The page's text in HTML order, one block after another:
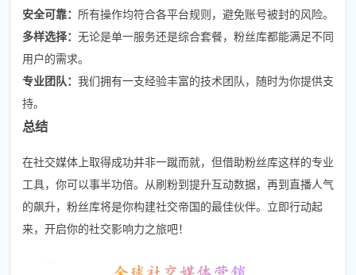
安全可靠： 所有操作均符合各平台规则，避免账号被封的风险。
多样选择： 无论是单一服务还是综合套餐，粉丝库都能满足不同
用户的需求。
专业团队： 我们拥有一支经验丰富的技术团队，随时为你提供支
持。
总结
在社交媒体上取得成功并非一蹴而就，但借助粉丝库这样的专业
工具，你可以事半功倍。从刷粉到提升互动数据，再到直播人气
的飙升，粉丝库将是你构建社交帝国的最佳伙伴。立即行动起
来，开启你的社交影响力之旅吧！